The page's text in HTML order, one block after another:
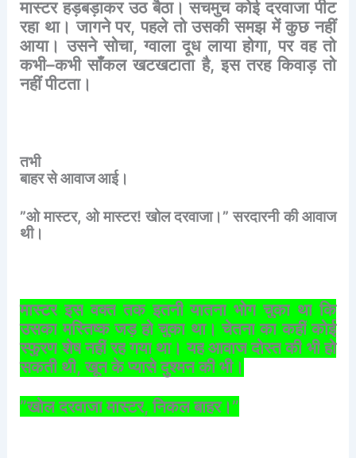
मास्टर हड़बड़ाकर उठ बैठा। सचमुच कोई दरवाजा पीट
रहा था। जागने पर,पहले तो उसकी समझ में कुछ नहीं
आया। उसने सोचा,ग्वाला दूध लाया होगा,पर वह तो
कभी–कभी साँकल खटखटाता है,इस तरह किवाड़ तो
नहींपीटता।
तभी
बाहरसेआवाजआई।
”ओ मास्टर, ओ मास्टर!खोल दरवाजा।”सरदारनी की आवाज
थी।
मास्टर इस वक्त तक इतनी यातना भोग चुका था कि
उसका मस्तिष्क जड़ हो चुका था। चेतना का कहीं कोई
स्फुरण शेष नहीं रह गया था। यह आवाज दोस्त की भी हो
सकती थी,खून के प्यासे दुश्मन की भी।
”खोल दरवाजा मास्टर,निकल बाहर।”